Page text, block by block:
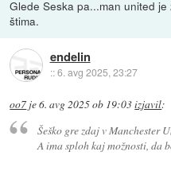
Glede Seska pa...man united
štima.
endelin
::6. avg 2025, 23:27
oo7 je6. avg 2025 ob 19:03izjavil:
Šeško gre zdaj v Manchester
A ima sploh kaj možnosti, da